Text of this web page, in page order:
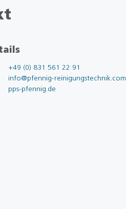
+49 (0) 831 561 22 91
info@pfennig-reinigungstechnik.com
pps-pfennig.de